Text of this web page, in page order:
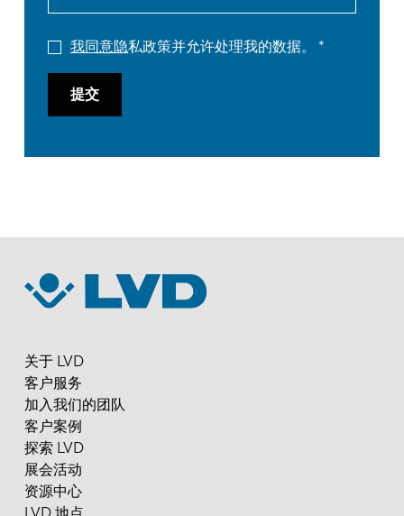
我同意隐私政策并允许处理我的数据。
提交
关于 LVD
客户服务
加入我们的团队
客户案例
探索 LVD
展会活动
资源中心